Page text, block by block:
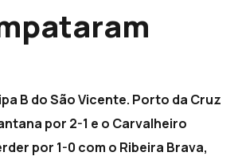
B do São Vicente. Porto da Cruz
por 2-1 e o Carvalheiro
por 1-0 com o Ribeira Brava,